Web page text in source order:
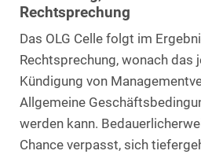
Rechtsprechung
Das OLG Celle folgt im
Rechtsprechung, wonach das
Kündigung von
Allgemeine
werden kann.
Chance verpasst, sich